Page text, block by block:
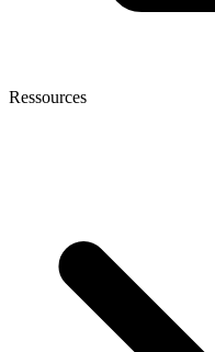
Ressources